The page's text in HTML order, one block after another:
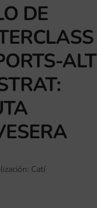
DE
ALT
Catí